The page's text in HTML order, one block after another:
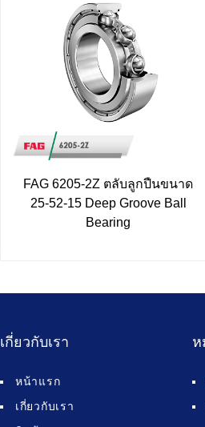
FAG 6205-2Z ตลับลูกปืนขนาด
25-52-15 Deep Groove Ball
Bearing
เกี่ยวกับเรา
หน้าแรก
เกี่ยวกับเรา
ห